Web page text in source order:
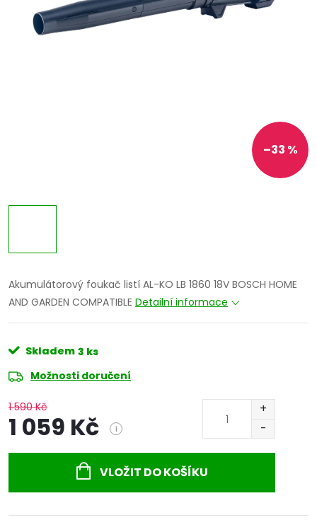
–33 %
Akumulátorový foukač listí AL-KO LB 1860 18V BOSCH HOME
AND GARDEN COMPATIBLE Detailní informace
Skladem 3 ks
Možnosti doručení
1 590 Kč
1 059 Kč i
VLOŽIT DO KOŠÍKU